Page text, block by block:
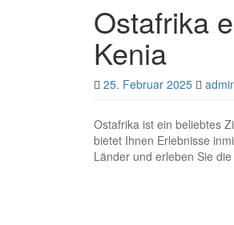
Ostafrika
Kenia
25. Februar 2025
Ostafrika ist ein beliebtes
bietet Ihnen Erlebnisse
Länder und erleben Sie